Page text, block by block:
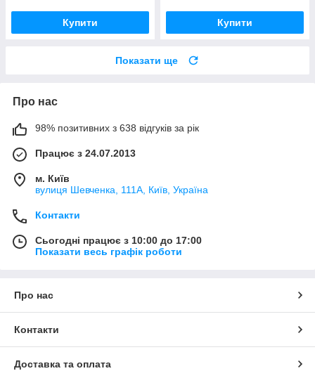
Купити Купити
Показати ще
Про нас
98% позитивних з 638 відгуків за рік
Працює з 24.07.2013
м. Київ
вулиця Шевченка, 111A, Київ, Україна
Контакти
Сьогодні працює з 10:00 до 17:00
Показати весь графік роботи
Про нас
Контакти
Доставка та оплата